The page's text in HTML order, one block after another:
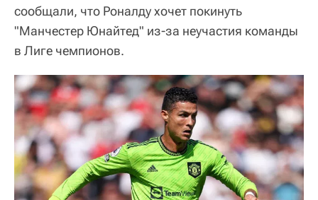
сообщали, что Роналду хочет покинуть
"Манчестер Юнайтед" из-за неучастия команды
в Лиге чемпионов.